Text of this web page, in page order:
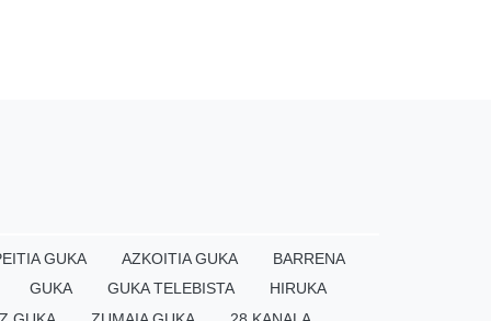
GUKA AZKOITIA GUKA
BARRENA
GUKA
GUKA TELEBISTA
HIRUKA